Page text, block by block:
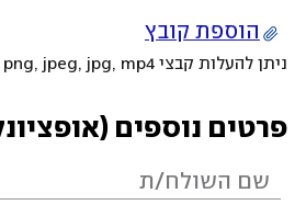
הוספת קובץ
ניתן להעלות קבצי mov, png, jpeg, jpg, mp4 עד 200MB
פרטים נוספים